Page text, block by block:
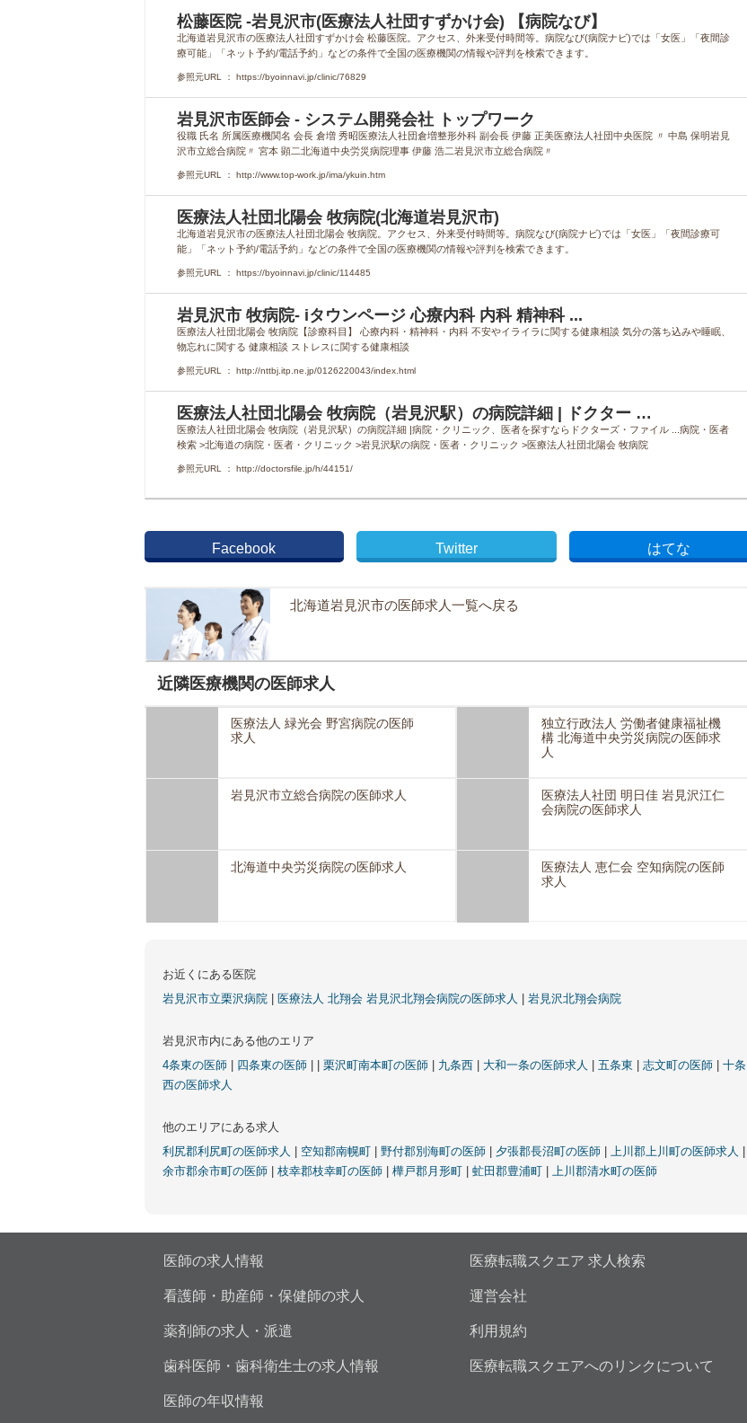
松藤医院 -岩見沢市(医療法人社団すずかけ会) 【病院なび】
北海道岩見沢市の医療法人社団すずかけ会 松藤医院。アクセス、外来受付時間等。病院なび(病院ナビ)では「女医」「夜間診
療可能」「ネット予約/電話予約」などの条件で全国の医療機関の情報や評判を検索できます。
参照元URL ： https://byoinnavi.jp/clinic/76829
岩見沢市医師会 - システム開発会社 トップワーク
役職 氏名 所属医療機関名 会長 倉増 秀昭医療法人社団倉増整形外科 副会長 伊藤 正美医療法人社団中央医院 〃 中島 保明岩見
沢市立総合病院〃 宮本 顕二北海道中央労災病院理事 伊藤 浩二岩見沢市立総合病院〃
参照元URL ： http://www.top-work.jp/ima/ykuin.htm
医療法人社団北陽会 牧病院(北海道岩見沢市)
北海道岩見沢市の医療法人社団北陽会 牧病院。アクセス、外来受付時間等。病院なび(病院ナビ)では「女医」「夜間診療可
能」「ネット予約/電話予約」などの条件で全国の医療機関の情報や評判を検索できます。
参照元URL ： https://byoinnavi.jp/clinic/114485
岩見沢市 牧病院- iタウンページ 心療内科 内科 精神科 ...
医療法人社団北陽会 牧病院【診療科目】 心療内科・精神科・内科 不安やイライラに関する健康相談 気分の落ち込みや睡眠、
物忘れに関する 健康相談 ストレスに関する健康相談
参照元URL ： http://nttbj.itp.ne.jp/0126220043/index.html
医療法人社団北陽会 牧病院（岩見沢駅）の病院詳細 | ドクター …
医療法人社団北陽会 牧病院（岩見沢駅）の病院詳細 |病院・クリニック、医者を探すならドクターズ・ファイル ...病院・医者
検索 >北海道の病院・医者・クリニック >岩見沢駅の病院・医者・クリニック >医療法人社団北陽会 牧病院
参照元URL ： http://doctorsfile.jp/h/44151/
Facebook Twitter はてな
北海道岩見沢市の医師求人一覧へ戻る
近隣医療機関の医師求人
医療法人 緑光会 野宮病院の医師
求人
独立行政法人 労働者健康福祉機
構 北海道中央労災病院の医師求
人
岩見沢市立総合病院の医師求人
医療法人社団 明日佳 岩見沢江仁
会病院の医師求人
北海道中央労災病院の医師求人
医療法人 恵仁会 空知病院の医師
求人
お近くにある医院
岩見沢市立栗沢病院
医療法人 北翔会 岩見沢北翔会病院の医師求人 岩見沢北翔会病院
岩見沢市内にある他のエリア
4条東の医師
四条東の医師 栗沢町南本町の医師 九条西 大和一条の医師求人 五条東 志文町の医師
十条
西の医師求人
他のエリアにある求人
利尻郡利尻町の医師求人
空知郡南幌町 野付郡別海町の医師 夕張郡長沼町の医師 上川郡上川町の医師求人
余市郡余市町の医師
枝幸郡枝幸町の医師 樺戸郡月形町 虻田郡豊浦町 上川郡清水町の医師
医師の求人情報
看護師・助産師・保健師の求人
薬剤師の求人・派遣
歯科医師・歯科衛生士の求人情報
医師の年収情報
医療転職スクエア 求人検索
運営会社
利用規約
医療転職スクエアへのリンクについて